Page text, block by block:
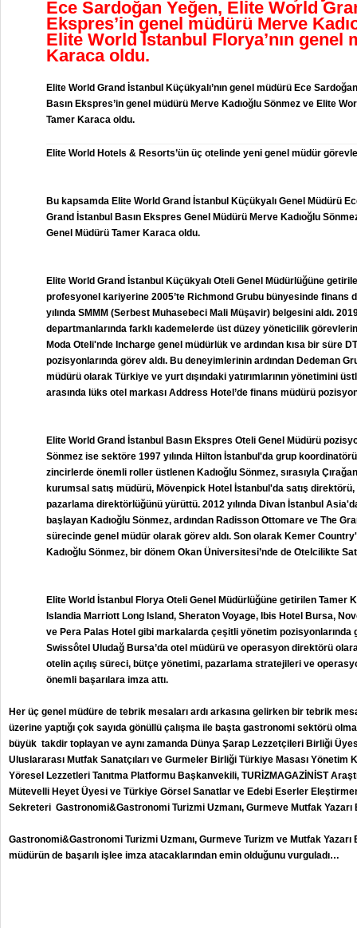
Ece Sardoğan Yeğen, Elite World
Ekspres’in genel müdürü Merve
Elite World İstanbul Florya’nın genel
Karaca oldu.
Elite World Grand İstanbul Küçükyalı’nın genel müdürü Ece
Basın Ekspres’in genel müdürü Merve Kadıoğlu Sönmez ve Elite
Tamer Karaca oldu.
Elite World Hotels & Resorts’ün üç otelinde yeni genel müdür
Bu kapsamda Elite World Grand İstanbul Küçükyalı Genel Müdürü
Grand İstanbul Basın Ekspres Genel Müdürü Merve Kadıoğlu
Genel Müdürü Tamer Karaca oldu.
Elite World Grand İstanbul Küçükyalı Oteli Genel Müdürlüğüne
profesyonel kariyerine 2005’te Richmond Grubu bünyesinde finans
yılında SMMM (Serbest Muhasebeci Mali Müşavir) belgesini aldı.
departmanlarında farklı kademelerde üst düzey yöneticilik
Moda Oteli'nde Incharge genel müdürlük ve ardından kısa bir süre
pozisyonlarında görev aldı. Bu deneyimlerinin ardından Dedeman
müdürü olarak Türkiye ve yurt dışındaki yatırımlarının yönetimini
arasında lüks otel markası Address Hotel’de finans müdürü
Elite World Grand İstanbul Basın Ekspres Oteli Genel Müdürü
Sönmez ise sektöre 1997 yılında Hilton İstanbul'da grup
zincirlerde önemli roller üstlenen Kadıoğlu Sönmez, sırasıyla
kurumsal satış müdürü, Mövenpick Hotel İstanbul'da satış
pazarlama direktörlüğünü yürüttü. 2012 yılında Divan İstanbul
başlayan Kadıoğlu Sönmez, ardından Radisson Ottomare ve The
sürecinde genel müdür olarak görev aldı. Son olarak Kemer
Kadıoğlu Sönmez, bir dönem Okan Üniversitesi’nde de Otelcilikte
Elite World İstanbul Florya Oteli Genel Müdürlüğüne getirilen Tamer
Islandia Marriott Long Island, Sheraton Voyage, Ibis Hotel Bursa,
ve Pera Palas Hotel gibi markalarda çeşitli yönetim
Swissôtel Uludağ Bursa’da otel müdürü ve operasyon direktörü
otelin açılış süreci, bütçe yönetimi, pazarlama stratejileri ve
önemli başarılara imza attı.
Her üç genel müdüre de tebrik mesaları ardı arkasına gelirken bir tebrik
üzerine yaptığı çok sayıda gönüllü çalışma ile başta gastronomi sektörü
büyük takdir toplayan ve aynı zamanda Dünya Şarap Lezzetçileri Birliği
Uluslararası Mutfak Sanatçıları ve Gurmeler Birliği Türkiye Masası Yönetim
Yöresel Lezzetleri Tanıtma Platformu Başkanvekili, TURİZMAGAZİNİST
Mütevelli Heyet Üyesi ve Türkiye Görsel Sanatlar ve Edebi Eserler
Sekreteri Gastronomi&Gastronomi Turizmi Uzmanı, Gurmeve Mutfak Yazarı
Gastronomi&Gastronomi Turizmi Uzmanı, Gurmeve Turizm ve Mutfak Yazarı
müdürün de başarılı işlee imza atacaklarından emin olduğunu vurguladı…